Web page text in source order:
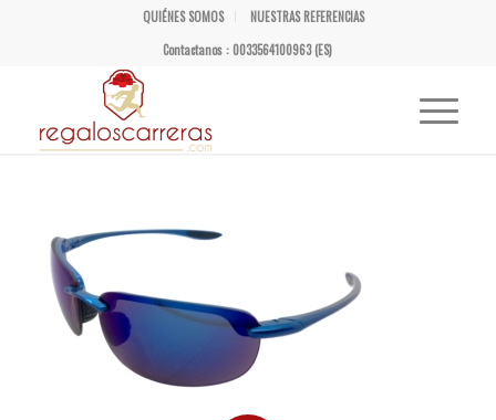
QUIÉNES SOMOS
NUESTRAS REFERENCIAS
Contactanos : 0033564100963 (ES)